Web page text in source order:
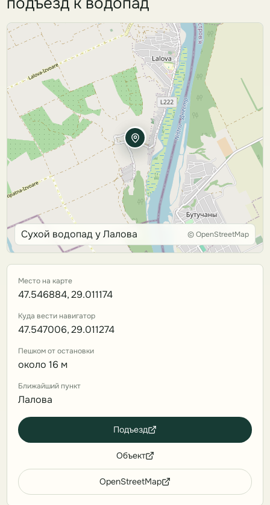
Сухой водопад у Лалова © OpenStreetMap
Место на карте
47.546884, 29.011174
Куда вести навигатор
47.547006, 29.011274
Пешком от остановки
около 16 м
Ближайший пункт
Лалова
Подъезд
Объект
OpenStreetMap